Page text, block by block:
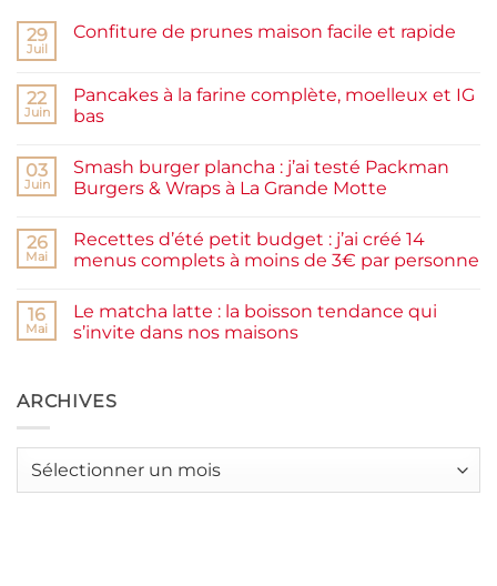
29
Juil
Confiture de prunes maison facile et rapide
Confiture
de
prunes
et
rapide
22
Juin
Pancakes à la farine complète, moelleux et IG
bas
sur
Pancakes
à
complète,
moelleux
et
03
Juin
Smash burger plancha : j’ai testé Packman
Burgers & Wraps à La Grande Motte
sur
Smash
burger
testé
Packman
Burgers &
Grande
Motte
26
Mai
Recettes d’été petit budget : j’ai créé 14
menus complets à moins de 3€ par personne
sur
Recettes
d’été
j’ai
créé
à
de
16
Mai
Le matcha latte : la boisson tendance qui
s’invite dans nos maisons
Le
matcha
boisson
qui
ARCHIVES
Archives